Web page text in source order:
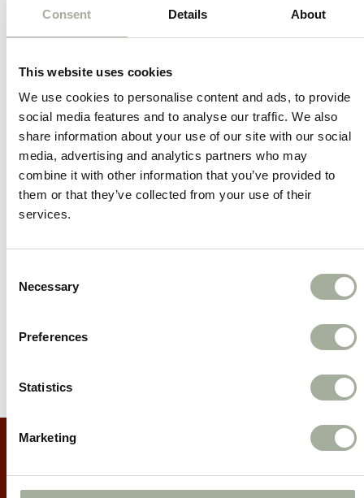
Consent Details About
This website uses cookies
We use cookies to personalise content and ads, to provide
social media features and to analyse our traffic. We also
share information about your use of our site with our social
media, advertising and analytics partners who may
combine it with other information that you’ve provided to
them or that they’ve collected from your use of their
services.
Selection
Necessary
Preferences
Statistics
Marketing
deze rollen kan bijdragen aan de tandverzorging
van uw hond en zorgt voor een vermindering van
tandplak en tandsteen.
Antos is een gerenommeerd merk in de wereld
van hondensnacks en staat bekend om hun
kwalitatief hoogwaardige producten. Met de Mini
rollen van Antos kunt u uw hond belonen met een
lekkere traktatie.
en nieuws meer!